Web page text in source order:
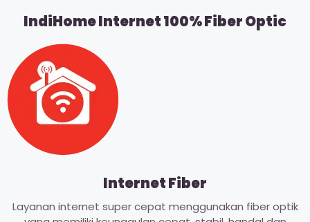
IndiHome Internet 100% Fiber Optic
Internet Fiber
Layanan internet super cepat menggunakan fiber optik